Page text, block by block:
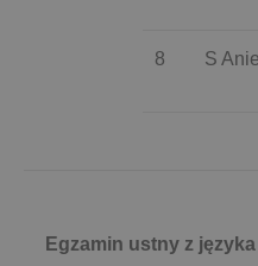
8 S
Egzamin ustny z